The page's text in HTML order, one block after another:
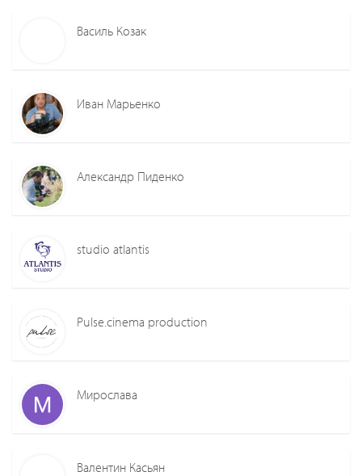
Василь Козак
Иван Марьенко
Александр Пиденко
studio atlantis
Pulse.cinema production
Мирослава
Валентин Касьян